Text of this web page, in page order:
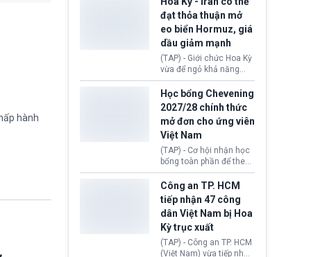
hành
Settlement Scheme -
EUSS) sau khi xác định
có trường hợp được cấp
quy chế cư trú hậu
Brexit “do nhầm lẫn”.
Động thái này làm dấy
lên lo ngại về việc thực
thi Thỏa thuận Rút khỏi
Liên minh châu Âu
(Withdrawal
Agreement).
đạt thỏa thuận mở
eo biển Hormuz, giá
dầu giảm mạnh
(TAP) - Giới chức Hoa Kỳ
vừa để ngỏ khả năng
sớm đạt thỏa thuận với
Iran nhằm mở lại eo biển
Hormuz, mở đường cho
việc khôi phục hoạt
động hàng hải. Những
tín hiệu ngoại giao tích
cực này lập tức tác động
đến thị trường năng
lượng, kéo giá dầu thế
giới lùi sâu xuống dưới
mức 80 USD/thùng.
Học bổng Chevening
2027/28 chính thức
mở đơn cho ứng viên
Việt Nam
(TAP) - Cơ hội nhận học
bổng toàn phần để theo
học chương trình thạc sĩ
tại Vương quốc Anh đã
chính thức quay trở lại.
Học bổng Chevening
2027/28 của Chính phủ
Anh vừa mở cổng ứng
tuyển dành riêng ứng
viên Việt Nam, hỗ trợ
Công an TP. HCM
tiếp nhận 47 công
dân Việt Nam bị Hoa
Kỳ trục xuất
(TAP) - Công an TP. HCM
(Việt Nam) vừa tiếp nhận